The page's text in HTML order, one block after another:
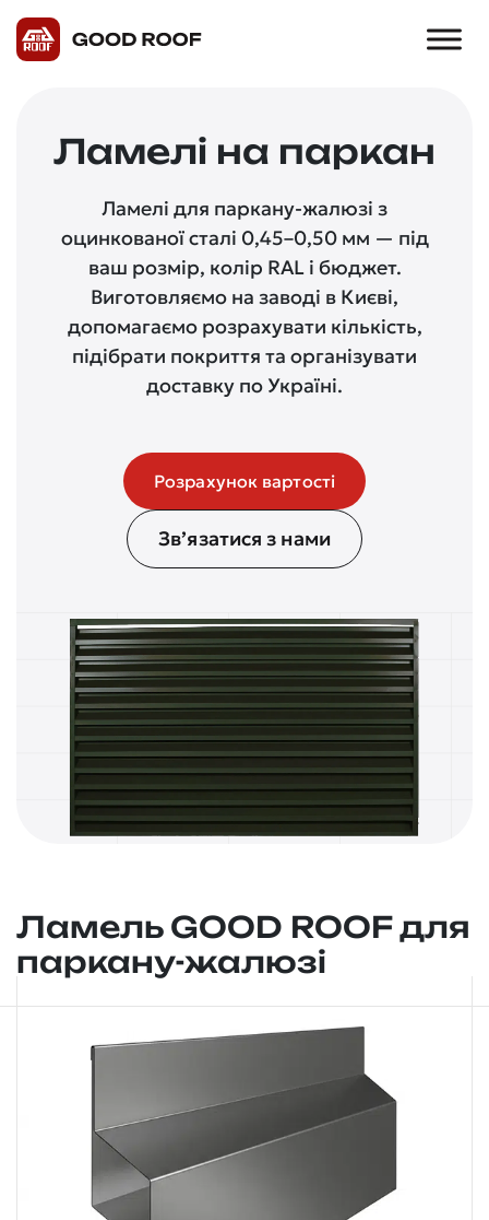
Ламелі на паркан
Ламелі для паркану-жалюзі з
оцинкованої сталі 0,45–0,50 мм — під
ваш розмір, колір RAL і бюджет.
Виготовляємо на заводі в Києві,
допомагаємо розрахувати кількість,
підібрати покриття та організувати
доставку по Україні.
Розрахунок вартості
Зв’язатися з нами
Ламель GOOD ROOF для
паркану-жалюзі